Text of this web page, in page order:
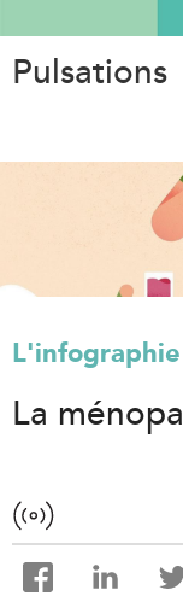
Pulsations
L'infographie
La